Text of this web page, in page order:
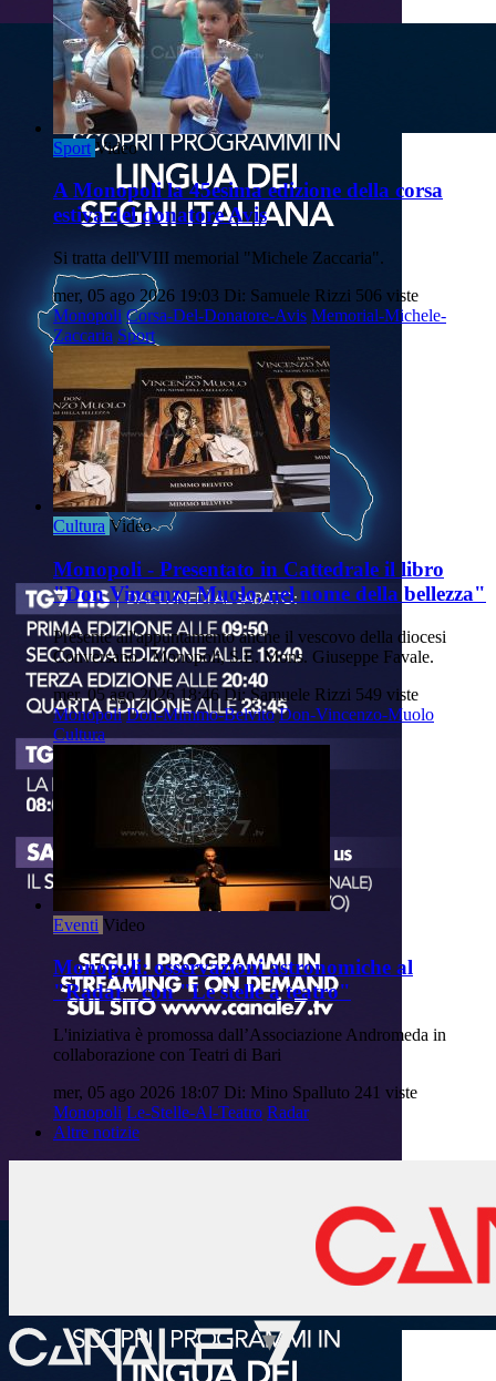
Sport Video
A Monopoli la 45esima edizione della corsa
estiva del donatore Avis
Si tratta dell'VIII memorial "Michele Zaccaria".
mer, 05 ago 2026 19:03 Di: Samuele Rizzi 506 viste
Monopoli Corsa-Del-Donatore-Avis Memorial-Michele-
Zaccaria Sport
Cultura Video
Monopoli - Presentato in Cattedrale il libro
"Don Vincenzo Muolo, nel nome della bellezza"
Presente all'appuntamento anche il vescovo della diocesi
Conversano - Monopoli, S.E. Mons. Giuseppe Favale.
mer, 05 ago 2026 18:46 Di: Samuele Rizzi 549 viste
Monopoli Don-Mimmo-Belvito Don-Vincenzo-Muolo
Cultura
Eventi Video
Monopoli: osservazioni astronomiche al
"Radar" con "Le stelle a teatro"
L'iniziativa è promossa dall’Associazione Andromeda in
collaborazione con Teatri di Bari
mer, 05 ago 2026 18:07 Di: Mino Spalluto 241 viste
Monopoli Le-Stelle-Al-Teatro Radar
Altre notizie